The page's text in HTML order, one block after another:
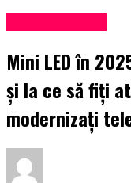
Mini LED în
și la ce să fiți
modernizați